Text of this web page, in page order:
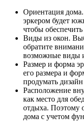
Ориентация
эркером будет
чтобы
Виды из окон.
обратите
возможные виды
Размер и форма
его размера и
продумать
Расположение
как место для
отдыха. Поэтому
дома с учетом